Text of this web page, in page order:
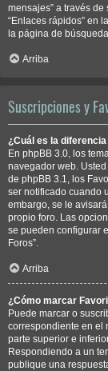
mensajes” a través
“Enlaces rápidos” en
la página de
Arriba
Suscripciones y
¿Cuál es la
En phpBB 3.0, los
navegador web.
de phpBB 3.1, los
ser notificado cuando
embargo, se le
propio foro. Las
se pueden configurar
Foros”.
Arriba
¿Cómo marcar
Puede marcar o
correspondiente en el
parte superior e
Respondiendo a un
publique una